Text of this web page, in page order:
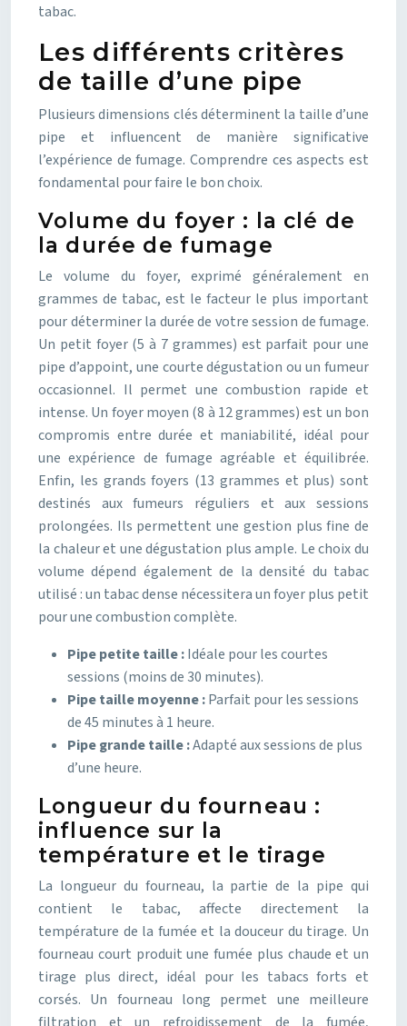
tabac.
Les différents critères
de taille d’une pipe
Plusieurs dimensions clés déterminent la taille d’une
pipe et influencent de manière significative
l’expérience de fumage. Comprendre ces aspects est
fondamental pour faire le bon choix.
Volume du foyer : la clé de
la durée de fumage
Le volume du foyer, exprimé généralement en
grammes de tabac, est le facteur le plus important
pour déterminer la durée de votre session de fumage.
Un petit foyer (5 à 7 grammes) est parfait pour une
pipe d’appoint, une courte dégustation ou un fumeur
occasionnel. Il permet une combustion rapide et
intense. Un foyer moyen (8 à 12 grammes) est un bon
compromis entre durée et maniabilité, idéal pour
une expérience de fumage agréable et équilibrée.
Enfin, les grands foyers (13 grammes et plus) sont
destinés aux fumeurs réguliers et aux sessions
prolongées. Ils permettent une gestion plus fine de
la chaleur et une dégustation plus ample. Le choix du
volume dépend également de la densité du tabac
utilisé : un tabac dense nécessitera un foyer plus petit
pour une combustion complète.
Pipe petite taille :Idéale pour les courtes
sessions (moins de 30 minutes).
Pipe taille moyenne :Parfait pour les sessions
de 45 minutes à 1 heure.
Pipe grande taille :Adapté aux sessions de plus
d’une heure.
Longueur du fourneau :
influence sur la
température et le tirage
La longueur du fourneau, la partie de la pipe qui
contient le tabac, affecte directement la
température de la fumée et la douceur du tirage. Un
fourneau court produit une fumée plus chaude et un
tirage plus direct, idéal pour les tabacs forts et
corsés. Un fourneau long permet une meilleure